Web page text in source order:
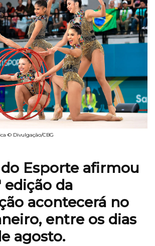
© Divulgação/CBG
Esporte afirmou
edição da
acontecerá no
entre os dias
agosto.